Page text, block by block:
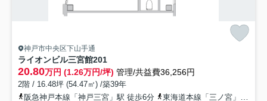
神戸市中央区下山手通
ライオンビル三宮館201
20.80万円 (1.26万円/坪) 管理/共益費36,256円
2階 / 16.48坪 (54.47㎡) /築39年
阪急神戸本線「神戸三宮」駅 徒歩6分
東海道本線「三ノ宮」駅 徒歩7分